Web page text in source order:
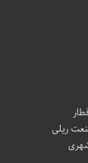
ریلی